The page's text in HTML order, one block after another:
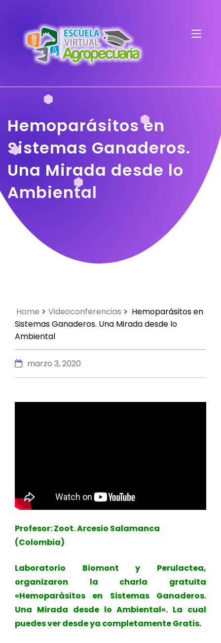
Hemoparásitos en
Sistemas Ganaderos.
Una Mirada desde lo
Ambiental
Home Videoconferencias
Hemoparásitos en
Sistemas Ganaderos. Una Mirada desde lo
Ambiental
marzo 3, 2020
Profesor: Zoot. Arcesio Salamanca
(Colombia)
Laboratorio Biomont y Perulactea,
organizaron la charla gratuita
«Hemoparásitos en Sistemas Ganaderos.
Una Mirada desde lo Ambiental«. La cual
puedes ver desde ya completamente Gratis.